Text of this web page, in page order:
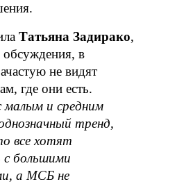
Татьяна Задирако,
обсуждения, в
не видят
где они есть.
малым и средним
тренд,
все хотят
большими
а МСБ не